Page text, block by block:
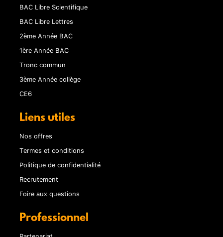
BAC Libre Scientifique
BAC Libre Lettres
2ème Année BAC
1ère Année BAC
Tronc commun
3ème Année collège
CE6
Liens utiles
Nos offres
Termes et conditions
Politique de confidentialité
Recrutement
Foire aux questions
Professionnel